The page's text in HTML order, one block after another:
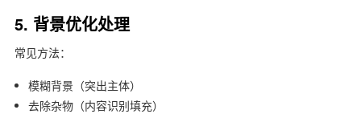
5. 背景优化处理
常见方法：
模糊背景（突出主体）
去除杂物（内容识别填充）